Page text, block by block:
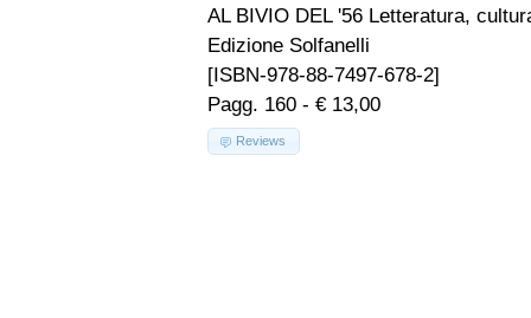
AL BIVIO DEL '56 Letteratura,
Edizione Solfanelli
[ISBN-978-88-7497-678-2]
Pagg. 160 - € 13,00
Reviews